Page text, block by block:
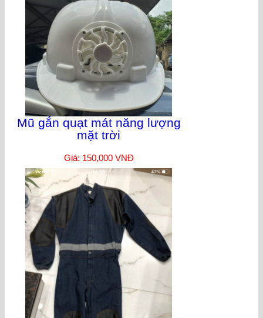
Mũ gắn quạt mát năng lượng
mặt trời
Giá: 150,000 VNĐ